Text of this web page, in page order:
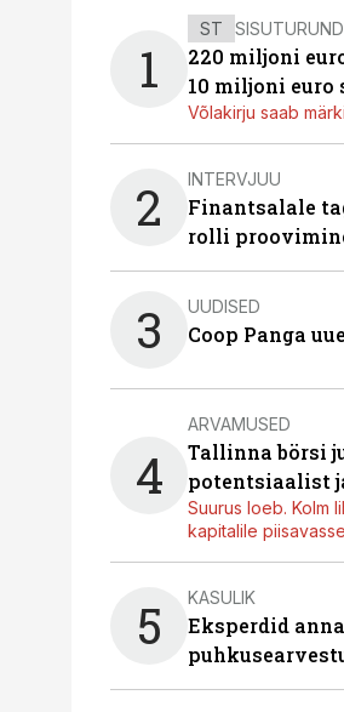
1
ST
220 miljoni
10 miljoni
Võlakirju saab
2 INTERVJUU
Finantsalale
rolli
3 UUDISED
Coop Panga
4
ARVAMUSED
Tallinna börsi
potentsiaalist
Suurus loeb. Kolm
kapitalile
5 KASULIK
Eksperdid